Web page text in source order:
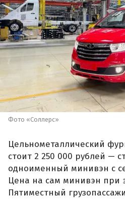
Фото «Соллерс»
Цельнометаллический
стоит 2 250 000 рублей —
одноименный минивэн с
Цена на сам минивэн при
Пятиместный